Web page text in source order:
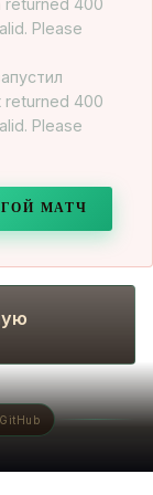
returned 400
Please
returned 400
Please
МАТЧ